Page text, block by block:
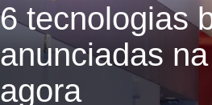
6 tecnologias
anunciadas
agora